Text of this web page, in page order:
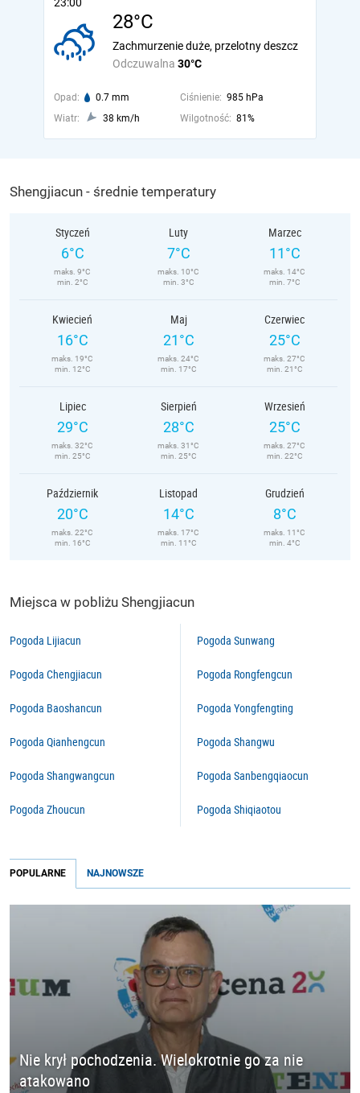
28°C
Odczuwalna 30°C
Zachmurzenie duże, przelotny deszcz
Opad: 0.7 mm Ciśnienie: 985 hPa
Wiatr:
38 km/h Wilgotność: 81%
Shengjiacun - średnie temperatury
Styczeń
6°C
maks. 9°C
min. 2°C
Luty
7°C
maks. 10°C
min. 3°C
Marzec
11°C
maks. 14°C
min. 7°C
Kwiecień
16°C
maks. 19°C
min. 12°C
Maj
21°C
maks. 24°C
min. 17°C
Czerwiec
25°C
maks. 27°C
min. 21°C
Lipiec
29°C
maks. 32°C
min. 25°C
Sierpień
28°C
maks. 31°C
min. 25°C
Wrzesień
25°C
maks. 27°C
min. 22°C
Październik
20°C
maks. 22°C
min. 16°C
Listopad
14°C
maks. 17°C
min. 11°C
Grudzień
8°C
maks. 11°C
min. 4°C
Miejsca w pobliżu Shengjiacun
Pogoda Lijiacun
Pogoda Chengjiacun
Pogoda Baoshancun
Pogoda Qianhengcun
Pogoda Shangwangcun
Pogoda Zhoucun
Pogoda Sunwang
Pogoda Rongfengcun
Pogoda Yongfengting
Pogoda Shangwu
Pogoda Sanbengqiaocun
Pogoda Shiqiaotou
POPULARNE NAJNOWSZE
Nie krył pochodzenia. Wielokrotnie go za nie
atakowano